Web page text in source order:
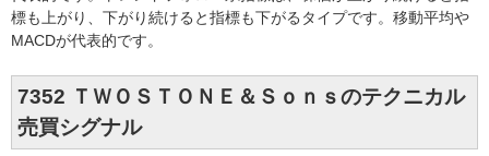
標も上がり、下がり続けると指標も下がるタイプです。移動平均や
MACDが代表的です。
7352 ＴＷＯＳＴＯＮＥ＆Ｓｏｎｓのテクニカル
売買シグナル